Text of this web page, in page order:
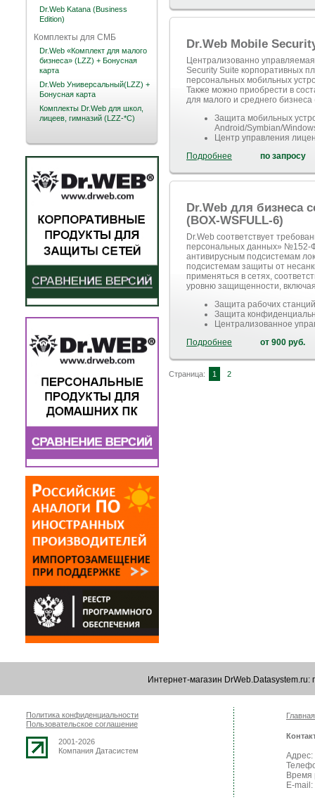
Dr.Web Katana (Business
Edition)
Комплекты для СМБ
Dr.Web «Комплект для малого
бизнеса» (LZZ) + Бонусная
карта
Dr.Web Универсальный(LZZ) +
Бонусная карта
Комплекты Dr.Web для школ,
лицеев, гимназий (LZZ-*C)
Dr.Web Mobile
Централизованно
Security Suite корпоративных
персональных мобильных
Также можно приобрести в
для малого и среднего
Защита мобильных
Android/Symbian/
Центр управления
Подробнее
по запросу
Dr.Web для бизнеса
(BOX-WSFULL-6)
Dr.Web соответствует
персональных данных» №152-
антивирусным подсистемам
подсистемам защиты от
применяться в сетях,
уровню защищенности,
Защита рабочих
Защита
Централизованное
Подробнее
от 900 руб.
Страница: 1 2
Интернет-магазин
Политика конфиденциальности
Пользовательское соглашение
2001-2026
Компания Датасистем
Главная
Адрес:
Время
E-mail: